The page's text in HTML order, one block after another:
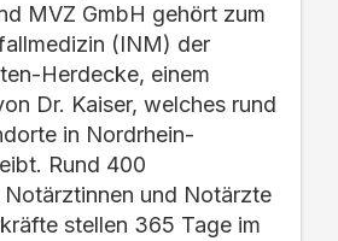
MVZ GmbH gehört zum
(INM) der
Herdecke, einem
Dr. Kaiser, welches rund
in Nordrhein-
Rund 400
und Notärzte
stellen 365 Tage im